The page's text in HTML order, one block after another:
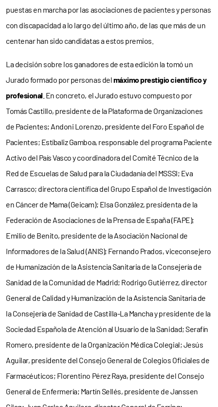
puestas en marcha por las asociaciones de pacientes y personas
con discapacidad a lo largo del último año, de las que más de un
centenar han sido candidatas a estos premios.
La decisión sobre los ganadores de esta edición la tomó un
Jurado formado por personas delmáximo prestigio científico y
profesional. En concreto, el Jurado estuvo compuesto por
Tomás Castillo, presidente de la Plataforma de Organizaciones
de Pacientes; Andoni Lorenzo, presidente del Foro Español de
Pacientes; Estíbaliz Gamboa, responsable del programa Paciente
Activo del País Vasco y coordinadora del Comité Técnico de la
Red de Escuelas de Salud para la Ciudadanía del MSSSI; Eva
Carrasco; directora científica del Grupo Español de Investigación
en Cáncer de Mama (Geicam); Elsa González, presidenta de la
Federación de Asociaciones de la Prensa de España (FAPE);
Emilio de Benito, presidente de la Asociación Nacional de
Informadores de la Salud (ANIS); Fernando Prados, viceconsejero
de Humanización de la Asistencia Sanitaria de la Consejería de
Sanidad de la Comunidad de Madrid; Rodrigo Gutiérrez, director
General de Calidad y Humanización de la Asistencia Sanitaria de
la Consejería de Sanidad de Castilla-La Mancha y presidente de la
Sociedad Española de Atención al Usuario de la Sanidad; Serafín
Romero, presidente de la Organización Médica Colegial; Jesús
Aguilar, presidente del Consejo General de Colegios Oficiales de
Farmacéuticos; Florentino Pérez Raya, presidente del Consejo
General de Enfermería; Martín Sellés, presidente de Janssen